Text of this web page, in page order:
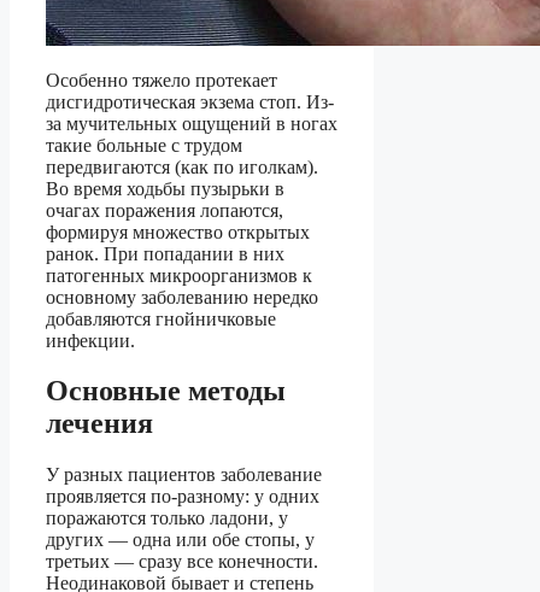
Особенно тяжело протекает
дисгидротическая экзема стоп. Из-
за мучительных ощущений в ногах
такие больные с трудом
передвигаются (как по иголкам).
Во время ходьбы пузырьки в
очагах поражения лопаются,
формируя множество открытых
ранок. При попадании в них
патогенных микроорганизмов к
основному заболеванию нередко
добавляются гнойничковые
инфекции.
Основные методы
лечения
У разных пациентов заболевание
проявляется по-разному: у одних
поражаются только ладони, у
других — одна или обе стопы, у
третьих — сразу все конечности.
Неодинаковой бывает и степень